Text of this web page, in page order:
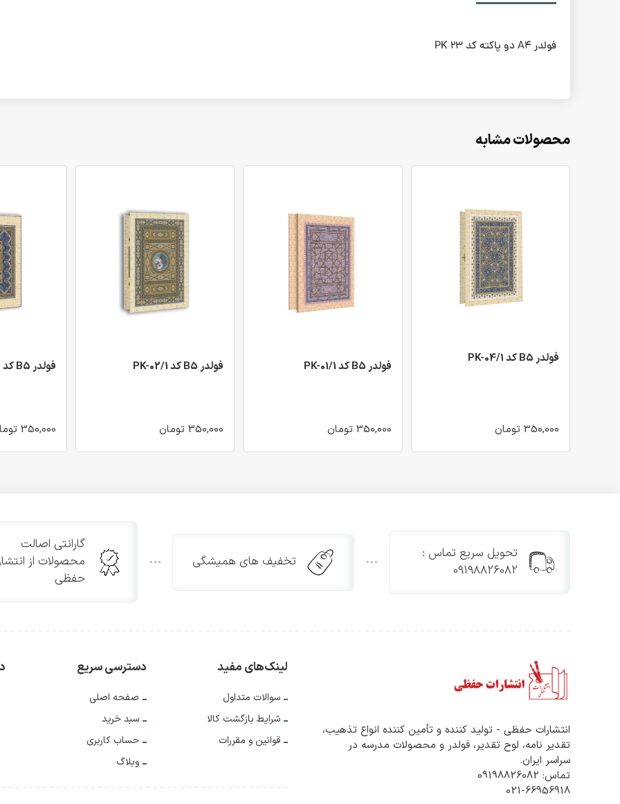
فولدر A4 دو پاکته کد PK 23
محصولات مشابه
فولدر B5 کد PK-04/1
350,000 تومان
فولدر B5 کد PK-01/1
350,000 تومان
فولدر B5 کد PK-02/1
350,000 تومان
فولدر B5 کد PK-03/1
350,000 تومان
تحویل سریع تماس :
09198826082
تخفیف های همیشگی
گارانتی اصالت
محصولات از
حفظی
انتشارات حفظی - تولید کننده و تأمین کننده انواع تذهیب،
تقدیر نامه، لوح تقدیر، فولدر و محصولات مدرسه در
سراسر ایران.
تماس: 09198826082
021-66956918
لینک‌های مفید
سوالات متداول
شرایط بازگشت کالا
قوانین و مقررات
دسترسی سریع
صفحه اصلی
سبد خرید
حساب کاربری
وبلاگ